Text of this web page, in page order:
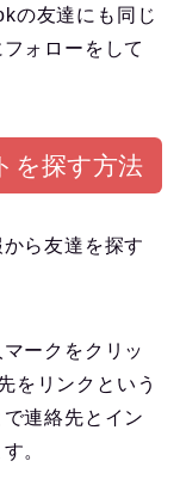
の友達にも同じ
ォローをして
を探す方法
ら友達を探す
ークをクリッ
をリンクという
連絡先とイン
。